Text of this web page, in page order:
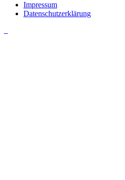
Impressum
Datenschutzerklärung